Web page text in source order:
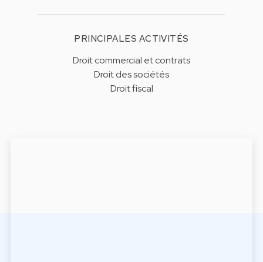
PRINCIPALES ACTIVITÉS
Droit commercial et contrats
Droit des sociétés
Droit fiscal